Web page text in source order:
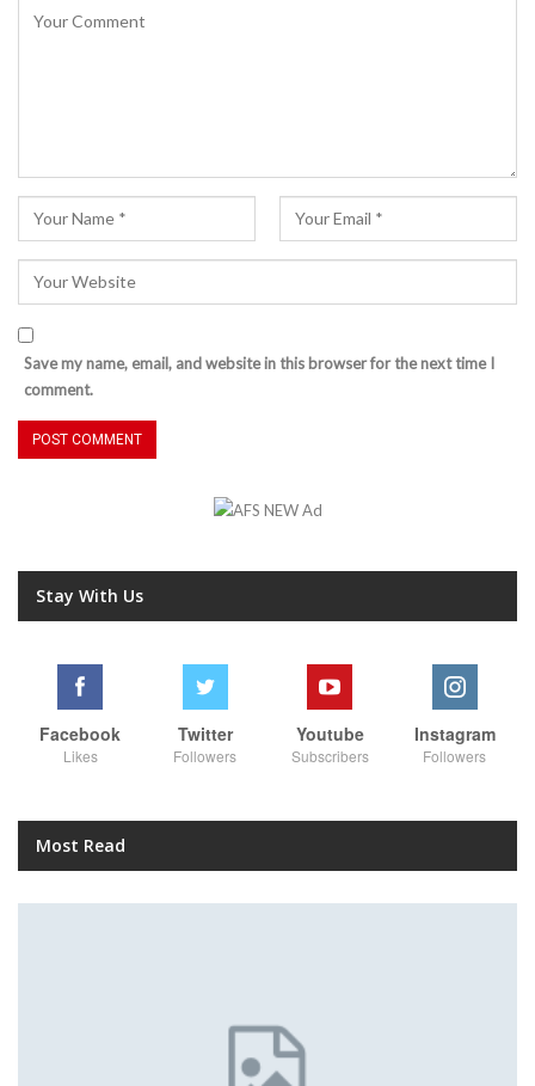
Save my name, email, and website in this browser for the next time I
comment.
Stay With Us
Facebook
Likes
Twitter
Followers
Youtube
Subscribers
Instagram
Followers
Most Read